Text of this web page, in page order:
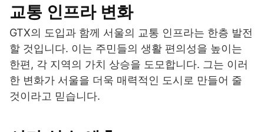
교통 인프라 변화
GTX의 도입과 함께 서울의 교통 인프라는 한층 발전
할 것입니다. 이는 주민들의 생활 편의성을 높이는
한편, 각 지역의 가치 상승을 도모합니다. 그는 이러
한 변화가 서울을 더욱 매력적인 도시로 만들어 줄
것이라고 믿습니다.